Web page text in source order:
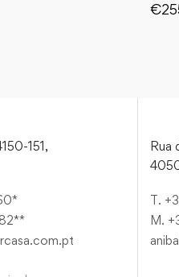
€
151,
Rua
T.
M.